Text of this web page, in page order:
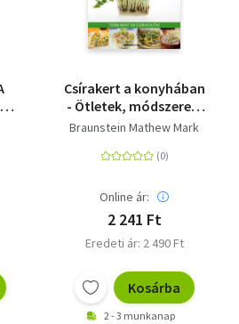
Csírakert a konyhában
- Ötletek, módszerek,
receptek - Több mint
Braunstein Mathew Mark
Online ár:
2 241 Ft
Eredeti ár: 2 490 Ft
Kosárba
2 - 3 munkanap